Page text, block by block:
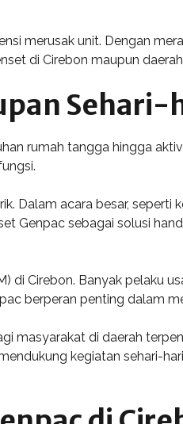
merusak unit. Dengan
di Cirebon maupun
Sehari-
rumah tangga hingga
Dalam acara besar, seperti
Genpac sebagai solusi
di Cirebon. Banyak pelaku
berperan penting dalam
masyarakat di daerah
kegiatan sehari-